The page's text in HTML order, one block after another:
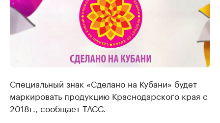
Специальный знак «Сделано на Кубани» будет
маркировать продукцию Краснодарского края с
2018г., сообщает ТАСС.